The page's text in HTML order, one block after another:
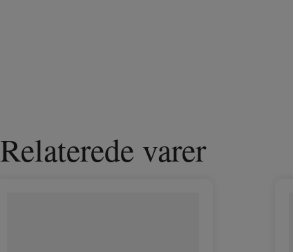
Relaterede varer